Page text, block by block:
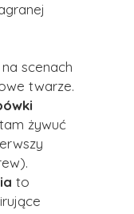
scenach
twarze.
żywuć
to